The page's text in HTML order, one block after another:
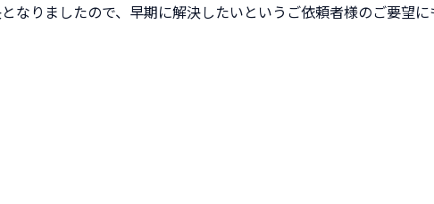
なりましたので、早期に解決したいというご依頼者様のご要望に